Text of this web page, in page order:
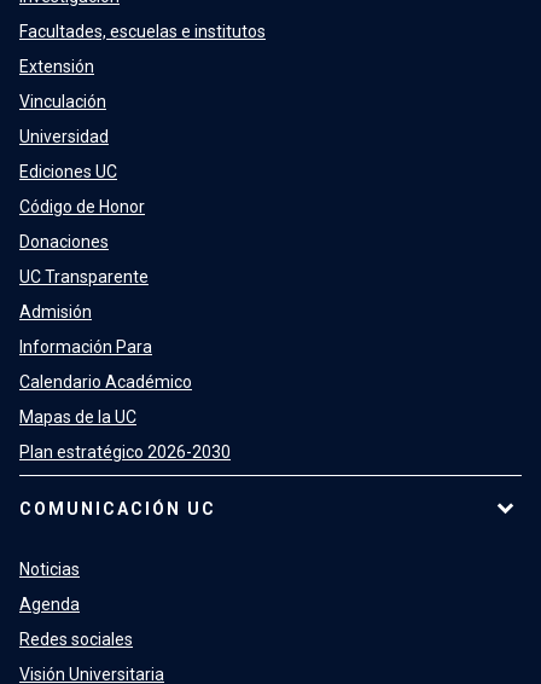
Facultades, escuelas e institutos
Extensión
Vinculación
Universidad
Ediciones UC
Código de Honor
Donaciones
UC Transparente
Admisión
Información Para
Calendario Académico
Mapas de la UC
Plan estratégico 2026-2030
COMUNICACIÓN UC
Noticias
Agenda
Redes sociales
Visión Universitaria